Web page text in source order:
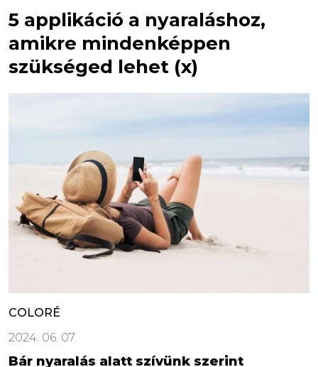
5 applikáció a nyaraláshoz,
amikre mindenképpen
szükséged lehet (x)
COLORÉ
2024. 06. 07.
Bár nyaralás alatt szívünk szerint